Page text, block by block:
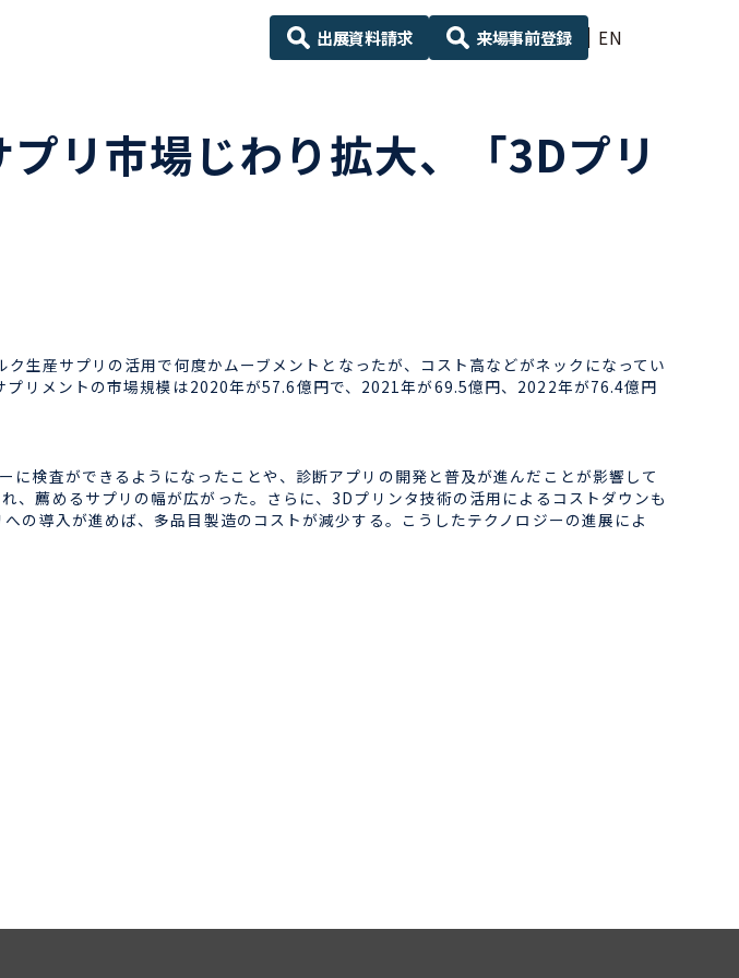
EN
出展資料請求 来場事前登録
リ市場じわり拡大、「3Dプリ
産サプリの活用で何度かムーブメントとなったが、コスト高などがネックになってい
リメントの市場規模は2020年が57.6億円で、2021年が69.5億円、2022年が76.4億円
検査ができるようになったことや、診断アプリの開発と普及が進んだことが影響して
薦めるサプリの幅が広がった。さらに、3Dプリンタ技術の活用によるコストダウンも
の導入が進めば、多品目製造のコストが減少する。こうしたテクノロジーの進展によ